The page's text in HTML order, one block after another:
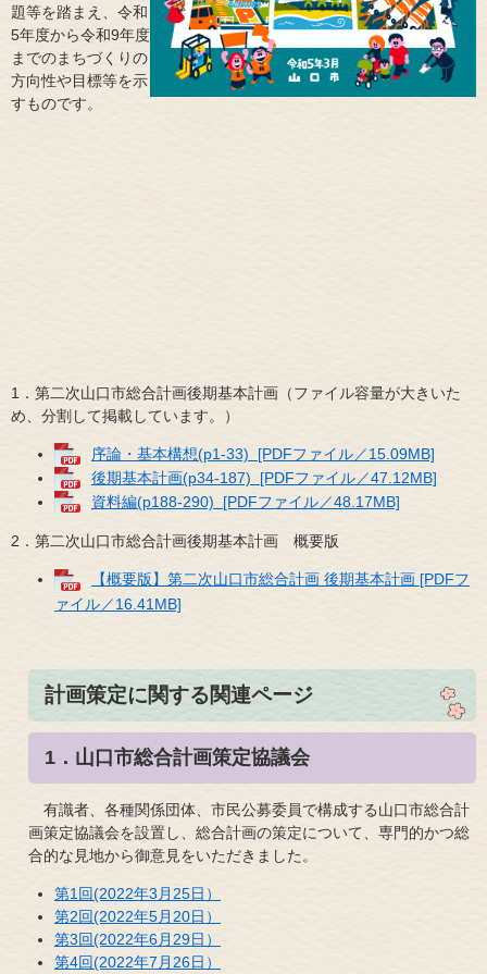
題等を踏まえ、令和
5年度から令和9年度
までのまちづくりの
方向性や目標等を示
すものです。
1．第二次山口市総合計画後期基本計画（ファイル容量が大きいた
め、分割して掲載しています。）
序論・基本構想(p1-33) ​ [PDFファイル／15.09MB]
後期基本計画(p34-187) ​ [PDFファイル／47.12MB]
資料編(p188-290) ​ [PDFファイル／48.17MB]
2．第二次山口市総合計画後期基本計画 概要版
【概要版】第二次山口市総合計画 後期基本計画 [PDFフ
ァイル／16.41MB]
計画策定に関する関連ページ
1．山口市総合計画策定協議会
有識者、各種関係団体、市民公募委員で構成する山口市総合計
画策定協議会を設置し、​ 総合計画の策定について、専門的かつ総
合的な見地から御意見をいただきました。
第1回(2022年3月25日）
第2回​(2022年5月20日）
第3回(2022年6月29日）
第4回(2022年7月26日）